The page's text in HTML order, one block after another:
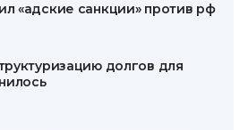
«адские санкции» против рф
долгов для